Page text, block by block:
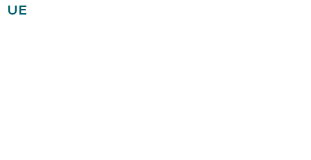
UE